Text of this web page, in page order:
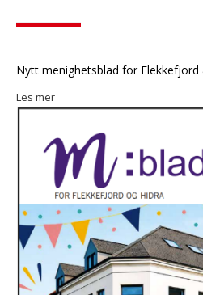
Nytt menighetsblad for Flekkefjord
Les mer